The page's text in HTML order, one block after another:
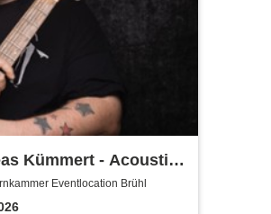
Kümmert - Acoustic
Eventlocation Brühl